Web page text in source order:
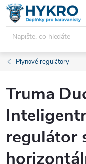
Přejít
obsah
Plynové regulátory
Truma
regulátor